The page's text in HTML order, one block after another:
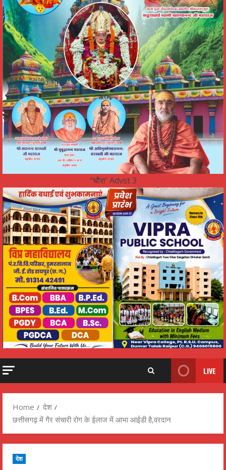
"चौरा' Advst 3
LIVE
Home
देश
छत्तीसगढ़ में गैर संचारी रोग के ईलाज में आभा आईडी है,वरदान
देश